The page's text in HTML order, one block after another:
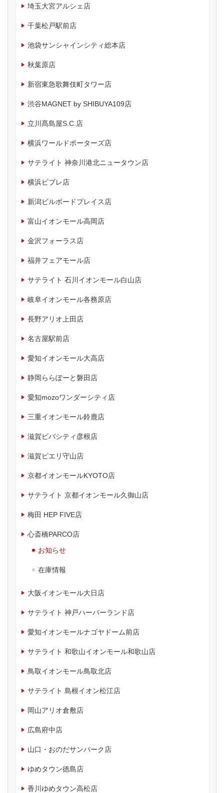
埼玉大宮アルシェ店
千葉松戸駅前店
池袋サンシャインシティ総本店
秋葉原店
新宿東急歌舞伎町タワー店
渋谷MAGNET by SHIBUYA109店
立川髙島屋S.C.店
横浜ワールドポーターズ店
サテライト 神奈川港北ニュータウン店
横浜ビブレ店
新潟ビルボードプレイス店
富山イオンモール高岡店
金沢フォーラス店
福井フェアモール店
サテライト 石川イオンモール白山店
岐阜イオンモール各務原店
長野アリオ上田店
名古屋駅前店
愛知イオンモール大高店
静岡ららぽーと磐田店
愛知mozoワンダーシティ店
三重イオンモール鈴鹿店
滋賀ビバシティ彦根店
滋賀ピエリ守山店
京都イオンモールKYOTO店
サテライト 京都イオンモール久御山店
梅田 HEP FIVE店
心斎橋PARCO店
お知らせ
在庫情報
大阪イオンモール大日店
サテライト 神戸ハーバーランド店
愛知イオンモールナゴヤドーム前店
サテライト 和歌山イオンモール和歌山店
鳥取イオンモール鳥取北店
サテライト 島根イオン松江店
岡山アリオ倉敷店
広島府中店
山口・おのだサンパーク店
ゆめタウン徳島店
香川ゆめタウン高松店